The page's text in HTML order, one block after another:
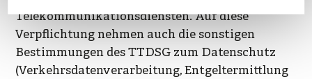
Telekommunikationsdiensten. Auf diese
Verpflichtung nehmen auch die sonstigen
Bestimmungen des TTDSG zum Datenschutz
(Verkehrsdatenverarbeitung, Entgeltermittlung